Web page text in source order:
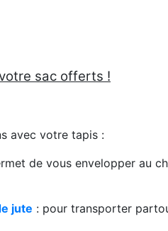
sac offerts !
avec votre tapis :
de vous envelopper au
jute : pour transporter